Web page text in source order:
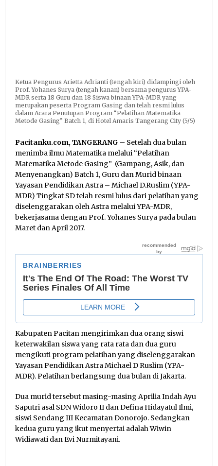
Ketua Pengurus Arietta Adrianti (tengah kiri) didampingi oleh
Prof. Yohanes Surya (tengah kanan) bersama pengurus YPA-
MDR serta 18 Guru dan 18 Siswa binaan YPA-MDR yang
merupakan peserta Program Gasing dan telah resmi lulus
dalam Acara Penutupan Program “Pelatihan Matematika
Metode Gasing” Batch 1, di Hotel Amaris Tangerang City (5/5)
Pacitanku.com, TANGERANG – Setelah dua bulan
menimba ilmu Matematika melalui “Pelatihan
Matematika Metode Gasing” (Gampang, Asik, dan
Menyenangkan) Batch 1, Guru dan Murid binaan
Yayasan Pendidikan Astra – Michael D.Ruslim (YPA-
MDR) Tingkat SD telah resmi lulus dari pelatihan yang
diselenggarakan oleh Astra melalui YPA-MDR,
bekerjasama dengan Prof. Yohanes Surya pada bulan
Maret dan April 2017.
Kabupaten Pacitan mengirimkan dua orang siswi
keterwakilan siswa yang rata rata dan dua guru
mengikuti program pelatihan yang diselenggarakan
Yayasan Pendidikan Astra Michael D Ruslim (YPA-
MDR). Pelatihan berlangsung dua bulan di Jakarta.
Dua murid tersebut masing-masing Aprilia Indah Ayu
Saputri asal SDN Widoro II dan Defina Hidayatul Ilmi,
siswi Sendang III Kecamatan Donorojo. Sedangkan
kedua guru yang ikut menyertai adalah Wiwin
Widiawati dan Evi Nurmitayani.